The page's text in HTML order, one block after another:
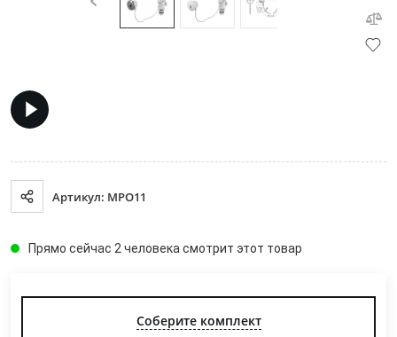
Артикул: MPO11
Прямо сейчас 2 человека смотрит этот товар
Соберите комплект